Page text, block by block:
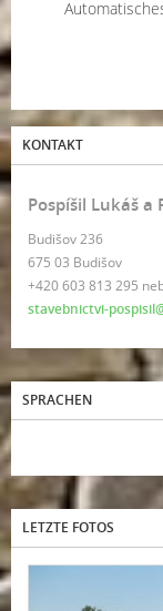
KONTAKT
Pospíšil Lukáš a
Budišov 236
675 03 Budišov
+420 603 813 295
stavebnictvi-
SPRACHEN
LETZTE FOTOS